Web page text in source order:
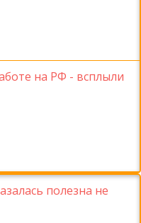
на РФ - всплыли
полезна не